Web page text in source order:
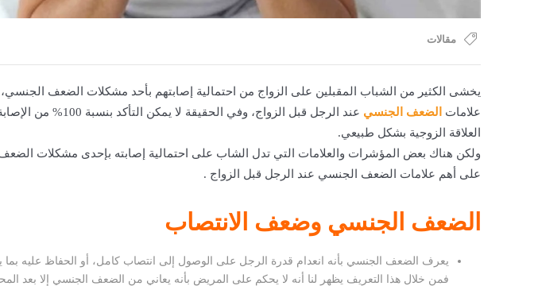
مقالات
يخشى الكثير من الشباب المقبلين على الزواج من احتمالية إصابتهم بأحد مشكلات الضعف
علامات الضعف الجنسي عند الرجل قبل الزواج
، وفي الحقيقة لا
العلاقة الزوجية بشكل طبيعي.
ولكن هناك بعض المؤشرات والعلامات التي تدل الشاب على احتمالية إصابته بإحدى مشكلات
على أهم علامات الضعف الجنسي عند الرجل قبل الزواج .
الضعف الجنسي وضعف الانتصاب
يعرف الضعف الجنسي بأنه انعدام قدرة الرجل على الوصول إلى انتصاب كامل، أو الحفاظ عليه بما
فمن خلال هذا التعريف يظهر لنا أنه لا يحكم على المريض بأنه يعاني من الضعف الجنسي إلا بعد